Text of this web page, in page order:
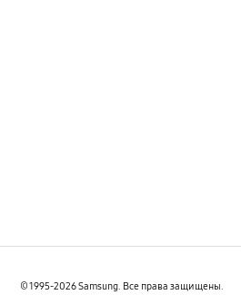
© 1995-2026 Samsung. Все права защищены.